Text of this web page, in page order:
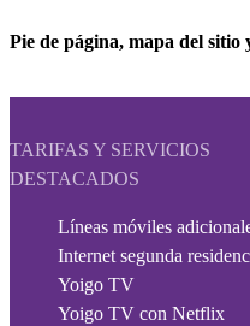
Pie de página, mapa del sitio
TARIFAS Y SERVICIOS
DESTACADOS
Líneas móviles
Internet segunda
Yoigo TV
Yoigo TV con Netflix